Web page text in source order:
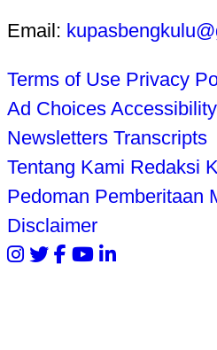
Email:
Terms of Use Privacy
Ad Choices
Newsletters Transcripts
Tentang Kami Redaksi
Pedoman Pemberitaan
Disclaimer